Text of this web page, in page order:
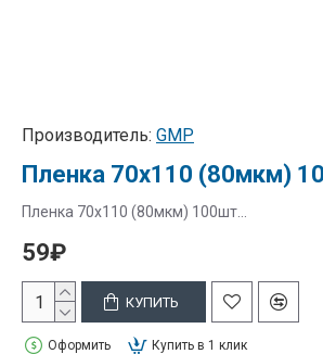
Производитель: GMP
Пленка 70х110 (80мкм)
Пленка 70х110 (80мкм) 100шт...
59₽
КУПИТЬ
Оформить Купить в 1 клик